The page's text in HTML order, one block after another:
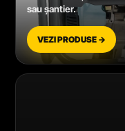
sau șantier.
VEZI PRODUSE →